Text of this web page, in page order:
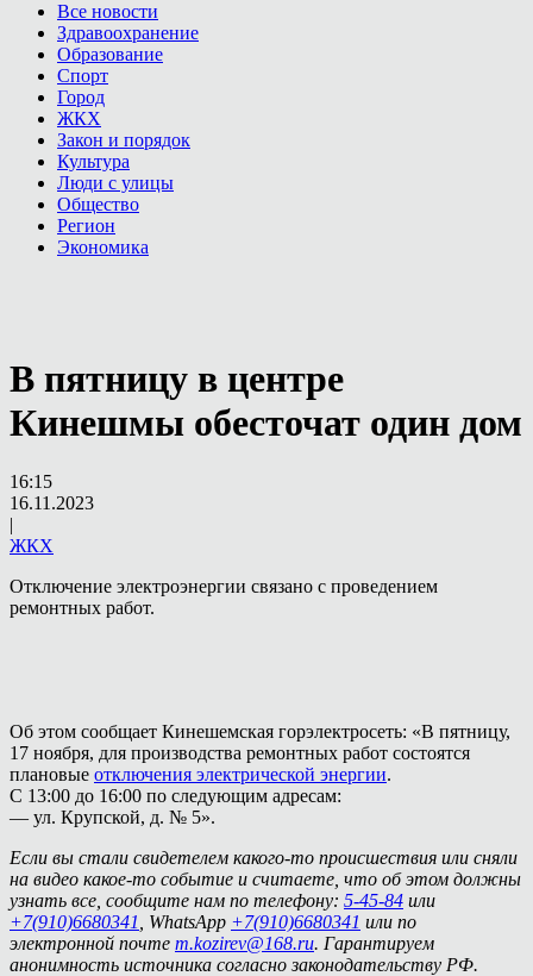
Все новости
Здравоохранение
Образование
Спорт
Город
ЖКХ
Закон и порядок
Культура
Люди с улицы
Общество
Регион
Экономика
В пятницу в центре
Кинешмы обесточат один дом
16:15
16.11.2023
|
ЖКХ
Отключение электроэнергии связано с проведением
ремонтных работ.
Об этом сообщает Кинешемская горэлектросеть: «В пятницу,
17 ноября, для производства ремонтных работ состоятся
плановые отключения электрической энергии.
С 13:00 до 16:00 по следующим адресам:
— ул. Крупской, д. № 5».
Если вы стали свидетелем какого-то происшествия или сняли
на видео какое-то событие и считаете, что об этом должны
узнать все, сообщите нам по телефону: 5-45-84 или
+7(910)6680341
, WhatsApp +7(910)6680341 или по
электронной почте m.kozirev@168.ru. Гарантируем
анонимность источника согласно законодательству РФ.